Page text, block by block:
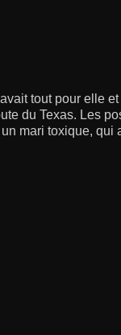
tout pour elle
du Texas. Les
mari toxique, qui